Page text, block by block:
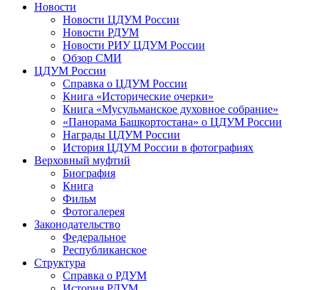
Новости
Новости ЦДУМ России
Новости РДУМ
Новости РИУ ЦДУМ России
Обзор СМИ
ЦДУМ России
Справка о ЦДУМ России
Книга «Исторические очерки»
Книга «Мусульманское духовное собрание»
«Панорама Башкортостана» о ЦДУМ России
Награды ЦДУМ России
История ЦДУМ России в фотографиях
Верховный муфтий
Биография
Книга
Фильм
Фотогалерея
Законодательство
Федеральное
Республиканское
Структура
Справка о РДУМ